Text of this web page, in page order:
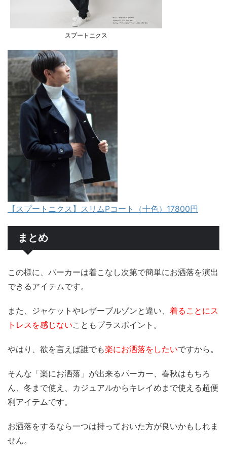
スプートニクス
【スプートニクス】スリムPコート（十色）17800円
まとめ
この様に、パーカーは着こなし次第で簡単にお洒落を演出
できるアイテムです。
また、ジャケットやレザーブルゾンと違い、 着ることにス
トレスを感じないこともプラスポイント。
やはり、欲を言えば誰でも楽にお洒落をしたいですから。
そんな「楽にお洒落」が出来るパーカー、春秋はもちろ
ん、冬まで使え、カジュアルからキレイめまで使える超便
利アイテムです。
お洒落をするなら一つは持っておいた方が良いかもしれま
せん。